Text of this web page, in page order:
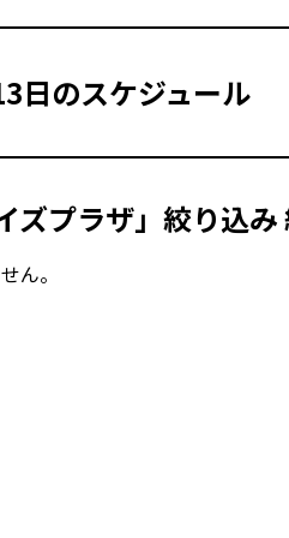
日のスケジュール
ズプラザ」絞り込み
ん。